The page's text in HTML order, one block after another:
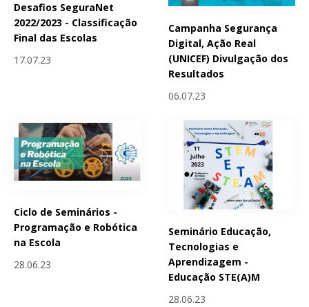
Desafios SeguraNet
2022/2023 - Classificação
Final das Escolas
17.07.23
Campanha Segurança
Digital, Ação Real
(UNICEF) Divulgação dos
Resultados
06.07.23
Ciclo de Seminários -
Programação e Robótica
na Escola
28.06.23
Seminário Educação,
Tecnologias e
Aprendizagem -
Educação STE(A)M
28.06.23